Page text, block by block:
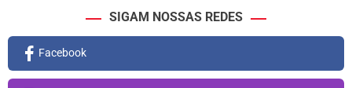
SIGAM NOSSAS REDES
Facebook